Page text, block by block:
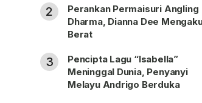
2
Perankan Permaisuri Angling
Dharma, Dianna Dee
Berat
3
Pencipta Lagu “Isabella”
Meninggal Dunia, Penyanyi
Melayu Andrigo Berduka